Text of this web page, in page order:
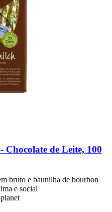
Chocolate de Leite, 100
bruto e baunilha de bourbon
e social